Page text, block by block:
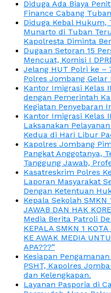
Diduga Ada Biaya
Finance Cabang
Diduga Kebal Hukum,
Munarto di Tuban
Kapolresta Diminta
Dugaan Setoran 15
Mencuat, Komisi I
Jelang HUT Polri ke –
Polres Jombang Gelar
Kantor Imigrasi Kelas
dengan Pemerintah
Kegiatan Penyebaran
Kantor Imigrasi Kelas
Laksanakan
Kedua di Hari Libur
Kapolres Jombang
Pangkat Anggotanya,
Tanggung Jawab,
Kasatreskrim Polres
Laporan Masyarakat
Dengan Ketentuan
Kepala Sekolah SMKN
JAWAB DAN HAK
Media Berita Patroli
KEPALA SMKN 1
KE AWAK MEDIA
APA???”
Kesiapan
PSHT, Kapolres
dan Kelengkapan.
Layanan Pasporia di